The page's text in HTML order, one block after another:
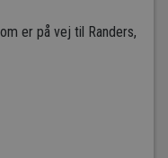
er på vej til Randers,